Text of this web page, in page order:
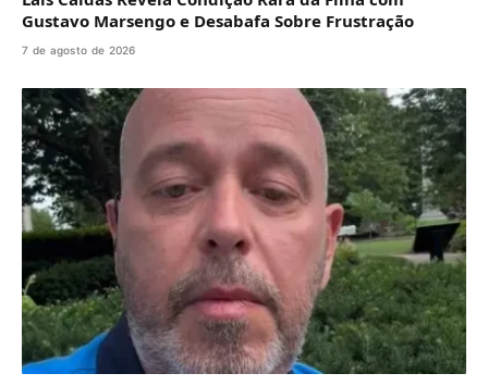
Gustavo Marsengo e Desabafa Sobre Frustração
7 de agosto de 2026